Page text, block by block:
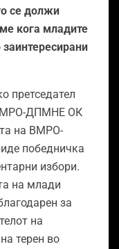
се должи
кога младите
претседател
ДПМНЕ ОК
на ВМРО-
победничка
избори.
на млади
за
на
терен во